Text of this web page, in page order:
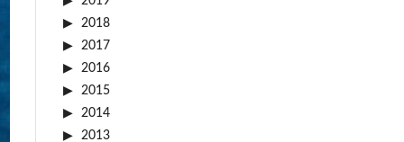
2018
2017
2016
2015
2014
2013